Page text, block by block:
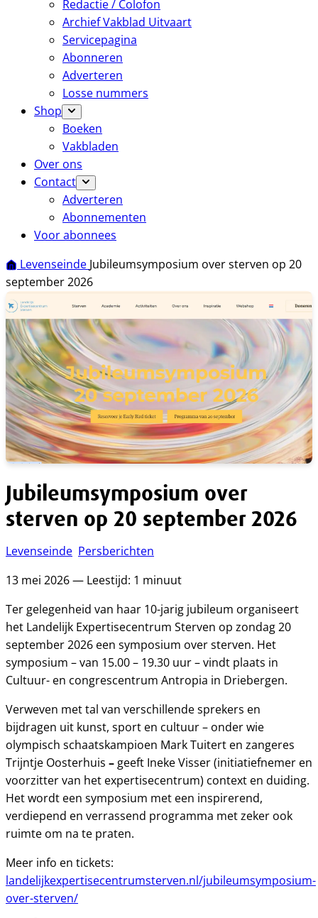
Redactie / Colofon
Archief Vakblad Uitvaart
Servicepagina
Abonneren
Adverteren
Losse nummers
Shop
Boeken
Vakbladen
Over ons
Contact
Adverteren
Abonnementen
Voor abonnees
Levenseinde Jubileumsymposium over sterven op 20
september 2026
Jubileumsymposium over
sterven op 20 september 2026
Levenseinde Persberichten
13 mei 2026 — Leestijd: 1 minuut
Ter gelegenheid van haar 10-jarig jubileum organiseert
het Landelijk Expertisecentrum Sterven op zondag 20
september 2026 een symposium over sterven. Het
symposium – van 15.00 – 19.30 uur – vindt plaats in
Cultuur- en congrescentrum Antropia in Driebergen.
Verweven met tal van verschillende sprekers en
bijdragen uit kunst, sport en cultuur – onder wie
olympisch schaatskampioen Mark Tuitert en zangeres
Trijntje Oosterhuis – geeft Ineke Visser (initiatiefnemer en
voorzitter van het expertisecentrum) context en duiding.
Het wordt een symposium met een inspirerend,
verdiepend en verrassend programma met zeker ook
ruimte om na te praten.
Meer info en tickets:
landelijkexpertisecentrumsterven.nl/jubileumsymposium-
over-sterven/